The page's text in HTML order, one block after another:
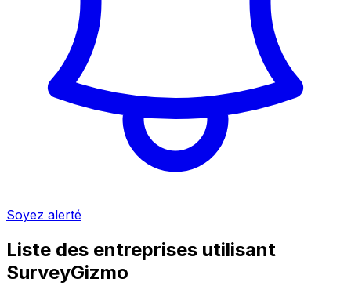
Soyez alerté
Liste des entreprises utilisant
SurveyGizmo